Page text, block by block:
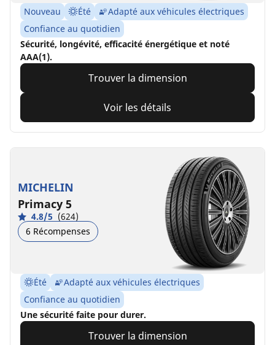
Nouveau Été
Adapté aux véhicules électriques
Confiance au quotidien
Sécurité, longévité, efficacité énergétique et noté
AAA(1).
Trouver la dimension
Voir les détails
MICHELIN
Primacy 5
4.8/5 (624)
6 Récompenses
Été
Adapté aux véhicules électriques
Confiance au quotidien
Une sécurité faite pour durer.
Trouver la dimension